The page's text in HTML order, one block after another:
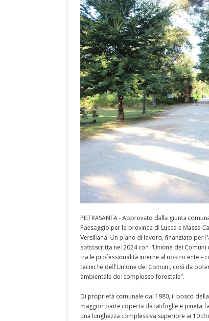
PIETRASANTA - Approvato dalla giunta
Paesaggio per le province di Lucca e Massa
Versiliana. Un piano di lavoro, finanziato per
sottoscritta nel 2024 con l’Unione dei
tra le professionalità interne al nostro ente –
tecniche dell'Unione dei Comuni, così da
ambientale del complesso forestale”.
Di proprietà comunale dal 1980, il bosco
maggior parte coperta da latifoglie e pineta;
una lunghezza complessiva superiore ai 10